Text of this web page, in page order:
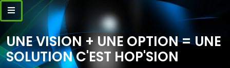
UNE VISION + UNE OPTION = UNE
SOLUTION C'EST HOP'SION